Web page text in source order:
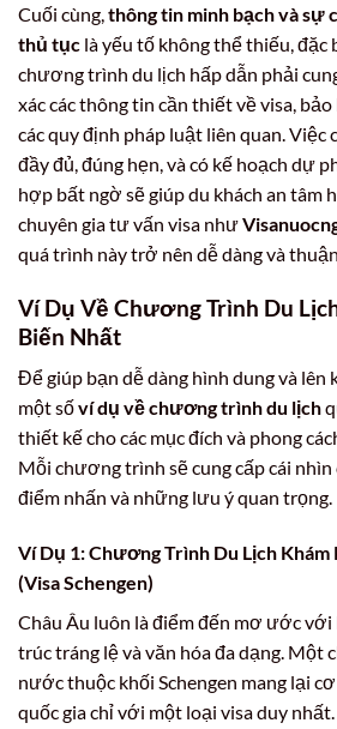
Cuối cùng,thông tin minh bạch và sự
thủ tục là yếu tố không thể thiếu, đặc
chương trình du lịch hấp dẫn phải
xác các thông tin cần thiết về visa,
các quy định pháp luật liên quan. Việc
đầy đủ, đúng hẹn, và có kế hoạch dự
hợp bất ngờ sẽ giúp du khách an tâm
chuyên gia tư vấn visa như
quá trình này trở nên dễ dàng và
Ví Dụ Về Chương Trình Du
Biến Nhất
Để giúp bạn dễ dàng hình dung và lên
một sốví dụ về chương trình du lịch
thiết kế cho các mục đích và phong
Mỗi chương trình sẽ cung cấp cái
điểm nhấn và những lưu ý quan trọng.
Ví Dụ 1: Chương Trình Du Lịch Khám
(Visa Schengen)
Châu Âu luôn là điểm đến mơ ước với
trúc tráng lệ và văn hóa đa dạng. Một
nước thuộc khối Schengen mang lại
quốc gia chỉ với một loại visa duy nhất.